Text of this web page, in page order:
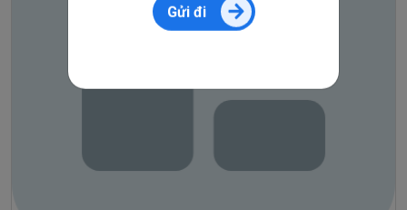
Gửi đi